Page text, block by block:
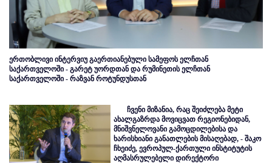
ერთობლივი ინტერვიუ გაერთიანებული სამეფოს ელჩთან
საქართველოში - გარეტ უორდთან და რუმინეთის ელჩთან
საქართველოში - რაზვან როტუნდუსთან
ჩვენი მიზანია, რაც შეიძლება მეტი
ახალგაზრდა მოვიცვათ რეგიონებიდან,
მნიშვნელოვანი გამოცდილებისა და
ხარისხიანი განათლების მისაღებად, - შაკო
ჩხეიძე, ევროპულ-ქართული ინსტიტუტის
აღმასრულებელი დირექტორი